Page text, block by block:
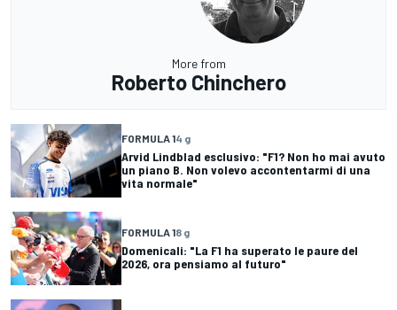
More from
Roberto Chinchero
FORMULA 14 g
Arvid Lindblad esclusivo: "F1? Non ho mai avuto
un piano B. Non volevo accontentarmi di una
vita normale"
FORMULA 18 g
Domenicali: "La F1 ha superato le paure del
2026, ora pensiamo al futuro"